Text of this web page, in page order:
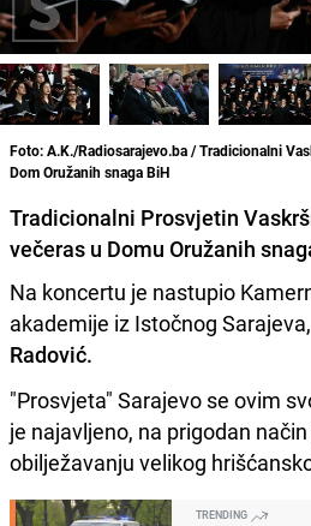
Foto: A.K./Radiosarajevo.ba / Tradicionalni
Dom Oružanih snaga BiH
Tradicionalni Prosvjetin
večeras u Domu Oružanih
Na koncertu je nastupio
akademije iz Istočnog
Radović.
"Prosvjeta" Sarajevo se ovim
je najavljeno, na prigodan
obilježavanju velikog
TRENDING